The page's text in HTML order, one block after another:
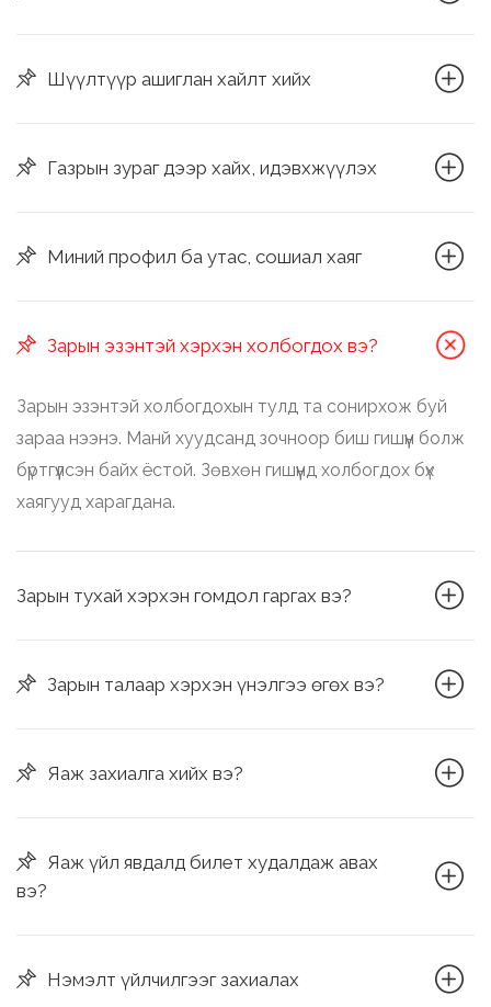
Шүүлтүүр ашиглан хайлт хийх
Газрын зураг дээр хайх, идэвхжүүлэх
Миний профил ба утас, сошиал хаяг
Зарын эзэнтэй хэрхэн холбогдох вэ?
Зарын эзэнтэй холбогдохын тулд та сонирхож буй
зараа нээнэ. Манй хуудсанд зочноор биш гишүүн болж
бүртгүүлсэн байх ёстой. Зөвхөн гишүүнд холбогдох бүх
хаягууд харагдана.
Зарын тухай хэрхэн гомдол гаргах вэ?
Зарын талаар хэрхэн үнэлгээ өгөх вэ?
Яаж захиалга хийх вэ?
Яаж үйл явдалд билет худалдаж авах
вэ?
Нэмэлт үйлчилгээг захиалах